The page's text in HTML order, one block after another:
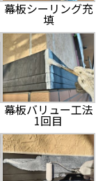
幕板シーリング充
填
幕板バリュー工法
1回目